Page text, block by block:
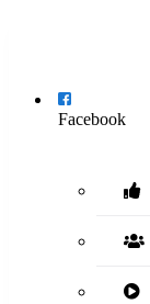
Facebook